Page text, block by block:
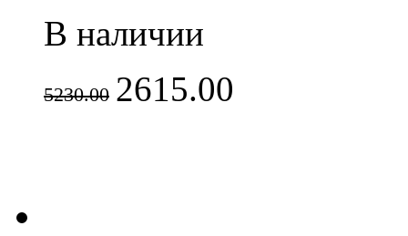
В наличии
5230.00 2615.00